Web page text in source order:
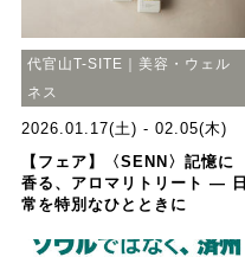
代官山T-SITE｜美容・ウェル
ネス
2026.01.17(土) - 02.05(木)
【フェア】〈SENN〉記憶に
香る、アロマリトリート — 日
常を特別なひとときに